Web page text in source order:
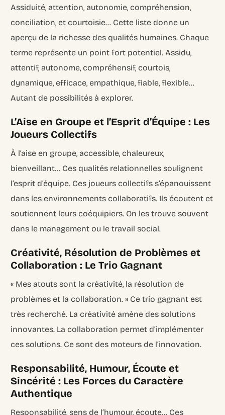
Assiduité, attention, autonomie, compréhension,
conciliation, et courtoisie… Cette liste donne un
aperçu de la richesse des qualités humaines. Chaque
terme représente un point fort potentiel. Assidu,
attentif, autonome, compréhensif, courtois,
dynamique, efficace, empathique, fiable, flexible…
Autant de possibilités à explorer.
L’Aise en Groupe et l’Esprit d’Équipe : Les
Joueurs Collectifs
À l’aise en groupe, accessible, chaleureux,
bienveillant… Ces qualités relationnelles soulignent
l’esprit d’équipe. Ces joueurs collectifs s’épanouissent
dans les environnements collaboratifs. Ils écoutent et
soutiennent leurs coéquipiers. On les trouve souvent
dans le management ou le travail social.
Créativité, Résolution de Problèmes et
Collaboration : Le Trio Gagnant
« Mes atouts sont la créativité, la résolution de
problèmes et la collaboration. » Ce trio gagnant est
très recherché. La créativité amène des solutions
innovantes. La collaboration permet d’implémenter
ces solutions. Ce sont des moteurs de l’innovation.
Responsabilité, Humour, Écoute et
Sincérité : Les Forces du Caractère
Authentique
Responsabilité, sens de l’humour, écoute… Ces